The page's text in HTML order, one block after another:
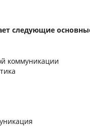
следующие
коммуникации